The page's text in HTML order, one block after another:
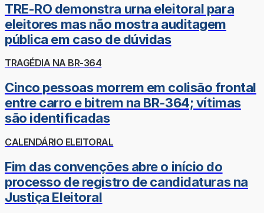
TRE-RO demonstra urna eleitoral para
eleitores mas não mostra auditagem
pública em caso de dúvidas
TRAGÉDIA NA BR-364
Cinco pessoas morrem em colisão frontal
entre carro e bitrem na BR-364; vítimas
são identificadas
CALENDÁRIO ELEITORAL
Fim das convenções abre o início do
processo de registro de candidaturas na
Justiça Eleitoral